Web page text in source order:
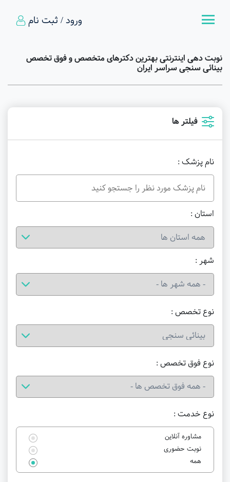
ورود / ثبت نام
نوبت دهی اینترنتی بهترین دکترهای متخصص و فوق تخصص
بینائی سنجی سراسر ایران
فیلتر ها
نام پزشک :
استان :
شهر :
نوع خدمت :
مشاوره آنلاین
نوبت حضوری
همه
نوع تخصص :
نوع فوق تخصص :